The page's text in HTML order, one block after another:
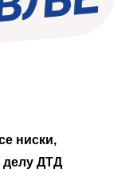
ниски,
делу ДТД